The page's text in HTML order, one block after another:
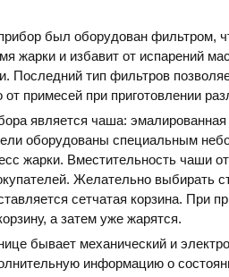
был оборудован фильтром,
жарки и избавит от испарений
Последний тип фильтров
примесей при приготовлении
является чаша:
оборудованы специальным
жарки. Вместительность чаши
Желательно
сетчатая корзина. При
а затем уже жарятся.
бывает механический и
информацию о